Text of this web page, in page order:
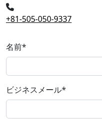
+81-505-050-9337
名前*
ビジネスメール*